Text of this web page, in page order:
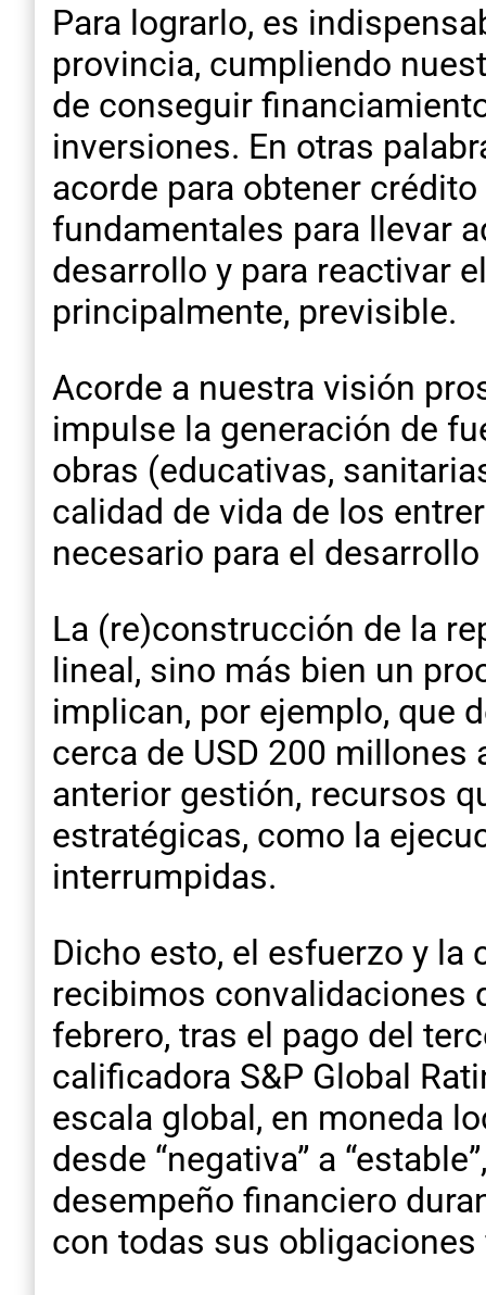
Para lograrlo, es
provincia, cumpliendo
de conseguir
inversiones. En otras
acorde para obtener
fundamentales para llevar
desarrollo y para reactivar
principalmente, previsible.
Acorde a nuestra visión
impulse la generación de
obras (educativas,
calidad de vida de los
necesario para el
La (re)construcción de la
lineal, sino más bien un
implican, por ejemplo, que
cerca de USD 200
anterior gestión, recursos
estratégicas, como la
interrumpidas.
Dicho esto, el esfuerzo y
recibimos convalidaciones
febrero, tras el pago del
calificadora S&P Global
escala global, en moneda
desde “negativa” a
desempeño financiero
con todas sus obligaciones